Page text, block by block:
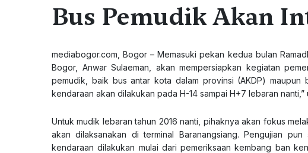
Bus Pemudik Akan
mediabogor.com , Bogor – Memasuki pekan kedua bulan
Bogor, Anwar Sulaeman, akan mempersiapkan kegiatan
pemudik, baik bus antar kota dalam provinsi (AKDP) maupun
kendaraan akan dilakukan pada H-14 sampai H+7 lebaran nanti,”
Untuk mudik lebaran tahun 2016 nanti, pihaknya akan fokus
akan dilaksanakan di terminal Baranangsiang. Pengujian
kendaraan dilakukan mulai dari pemeriksaan kembang ban